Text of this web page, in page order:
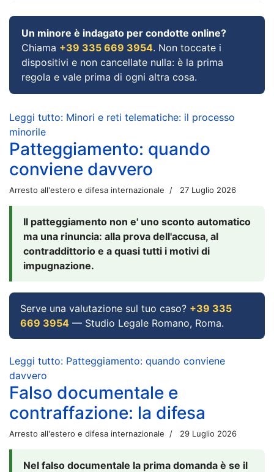
Un minore è indagato per condotte online?
Chiama +39 335 669 3954. Non toccate i
dispositivi e non cancellate nulla: è la prima
regola e vale prima di ogni altra cosa.
Leggi tutto: Minori e reti telematiche: il processo
minorile
Patteggiamento: quando
conviene davvero
Arresto all'estero e difesa internazionale 27 Luglio 2026
Il patteggiamento non e' uno sconto automatico
ma una rinuncia: alla prova dell'accusa, al
contraddittorio e a quasi tutti i motivi di
impugnazione.
Serve una valutazione sul tuo caso? +39 335
669 3954 — Studio Legale Romano, Roma.
Leggi tutto: Patteggiamento: quando conviene
davvero
Falso documentale e
contraffazione: la difesa
Arresto all'estero e difesa internazionale 29 Luglio 2026
Nel falso documentale la prima domanda è se il